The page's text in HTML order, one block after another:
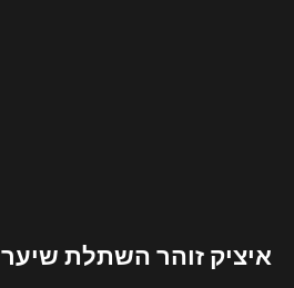
איציק זוהר השתלת שיער